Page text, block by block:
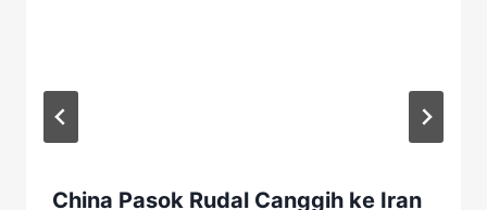
China Pasok Rudal Canggih ke Iran